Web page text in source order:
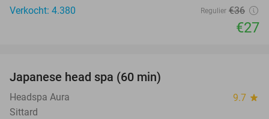
Verkocht: 4.380
Regulier €36
€27
Japanese head spa (60 min)
Headspa Aura 9.7 star
Sittard